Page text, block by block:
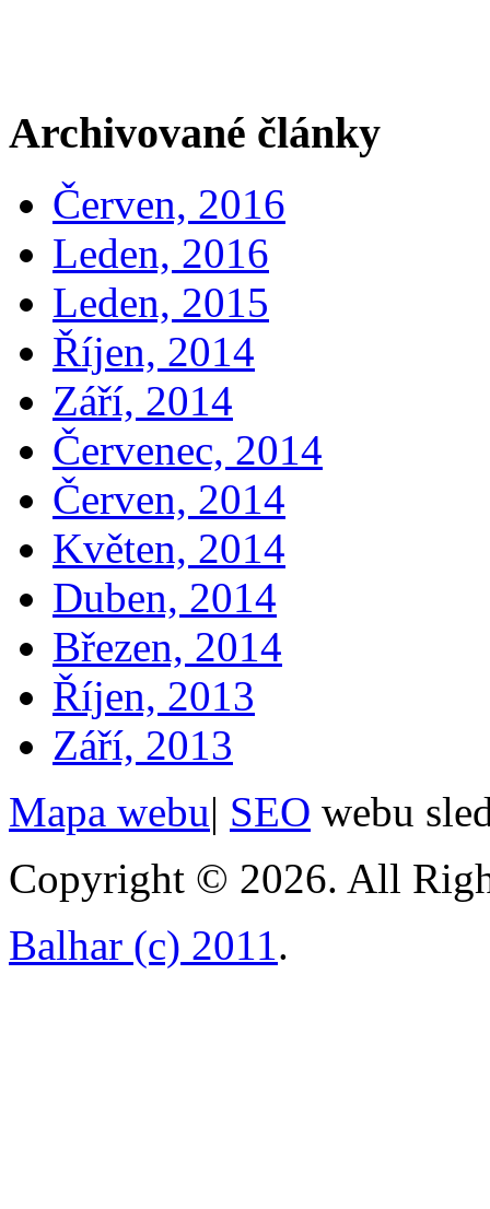
Archivované články
Červen, 2016
Leden, 2016
Leden, 2015
Říjen, 2014
Září, 2014
Červenec, 2014
Červen, 2014
Květen, 2014
Duben, 2014
Březen, 2014
Říjen, 2013
Září, 2013
Mapa webu| SEO webu
Copyright © 2026. All
Balhar (c) 2011.